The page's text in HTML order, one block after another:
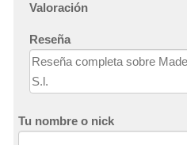
Valoración
Reseña
Tu nombre o nick